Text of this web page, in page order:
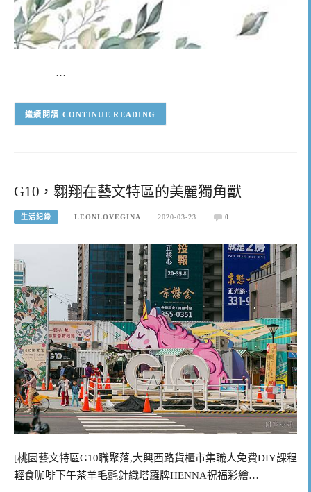
…
CONTINUE READING
G10，翱翔在藝文特區的美麗獨角獸
生活紀錄 LEONLOVEGINA 2020-03-23 0
[桃園藝文特區G10職聚落,大興西路貨櫃市集職人免費DIY課程
輕食咖啡下午茶羊毛氈針織塔羅牌HENNA祝福彩繪…